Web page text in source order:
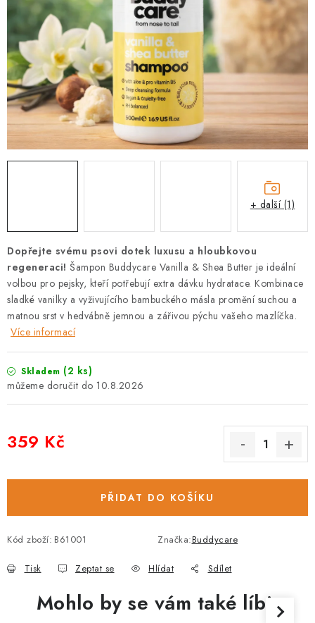
BLOG
SLUŽBY
VÝMĚNA, VRÁCENÍ A REKLAMACE
Kontakty
Doprava a platba
Výměna, vrácení a reklamace
Obchodní podmínky
Hodnocení obchodu
FAQ
Dopřejte svému psovi dotek luxusu a hloubkovou
regeneraci! Šampon Buddycare Vanilla & Shea Butter je ideální
volbou pro pejsky, kteří potřebují extra dávku hydratace. Kombinace
sladké vanilky a vyživujícího bambuckého másla promění suchou a
matnou srst v hedvábně jemnou a zářivou pýchu vašeho mazlíčka.
Více informací
Skladem (2 ks)
10.8.2026
359 Kč
PŘIDAT DO KOŠÍKU
Kód zboží: B61001 Značka:Buddycare
Tisk Zeptat se Hlídat Sdílet
+ další (1)
Mohlo by se vám také líbit